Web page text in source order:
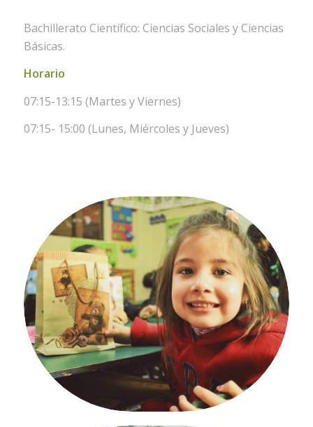
Bachillerato Científico: Ciencias Sociales y Ciencias
Básicas.
Horario
07:15-13:15 (Martes y Viernes)
07:15- 15:00 (Lunes, Miércoles y Jueves)